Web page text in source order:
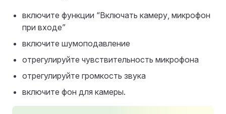
включите функции “Включать камеру, микрофон
при входе”
включите шумоподавление
отрегулируйте чувствительность микрофона
отрегулируйте громкость звука
включите фон для камеры.